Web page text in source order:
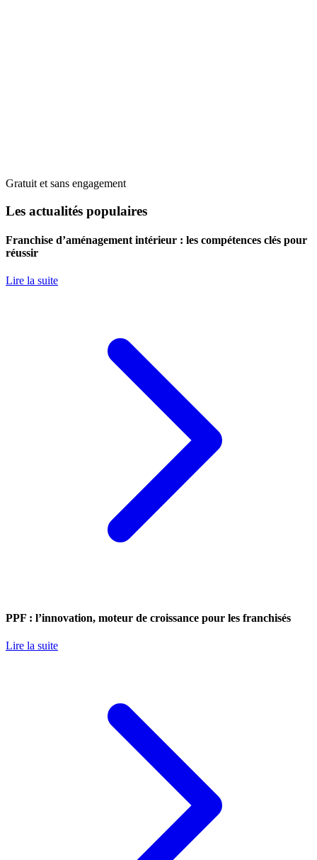
Gratuit et sans engagement
Les actualités populaires
Franchise d’aménagement intérieur : les compétences clés pour
réussir
Lire la suite
PPF : l’innovation, moteur de croissance pour les franchisés
Lire la suite